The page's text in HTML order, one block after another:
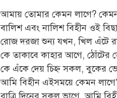
আমায় তোমার কেমন লাগে?
বালিশ এবং নালিশ বিহীন ওই
রোজ দরজা শুন্য যখন, খিল এঁটে
কে তাকাবে কাহার আগে,
কে এঁকে দেয় চিহ্ন সকল, বুকের
আমি বিহীন এইসময়ে কেমন